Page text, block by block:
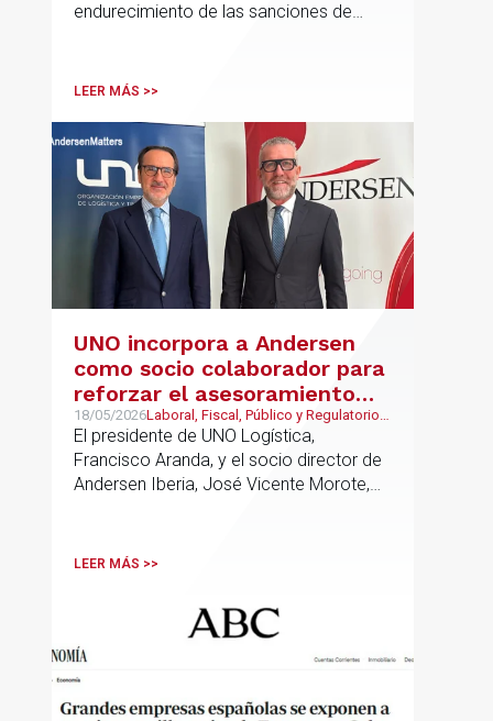
endurecimiento de las sanciones de
LEER MÁS >>
UNO incorpora a Andersen
como socio colaborador para
reforzar el asesoramiento
jurídico y fiscal del sector
logístico
18/05/2026Laboral, Fiscal, Público y Regulatorio,
Transporte, Movilidad & Logística
El presidente de UNO Logística,
Francisco Aranda, y el socio director de
Andersen Iberia, José Vicente Morote,
entidades trabajarán para ayudar a las
gestionar con mayor seguridad jurídica
sus principales retos regulatorios.
LEER MÁS >>